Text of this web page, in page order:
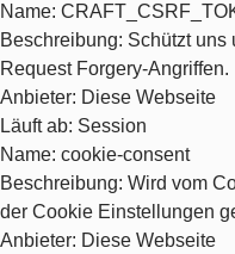
Name:
Beschreibung: Schützt uns
Request Forgery-Angriffen.
Anbieter: Diese Webseite
Läuft ab: Session
Name: cookie-consent
Beschreibung: Wird vom
der Cookie Einstellungen
Anbieter: Diese Webseite